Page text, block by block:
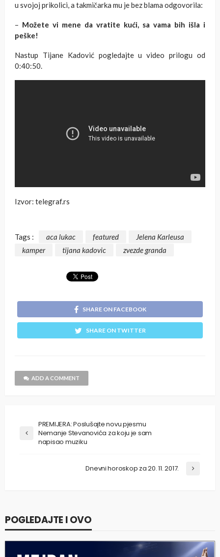
u svojoj prikolici, a takmičarka mu je bez blama odgovorila:
– Možete vi mene da vratite kući, sa vama bih išla i
peške!
Nastup Tijane Kadović pogledajte u video prilogu od
0:40:50.
Izvor: telegraf.rs
Tags : aca lukac featured
Jelena Karleusa
kamper
tijana kadovic zvezde granda
SHARE ON FACEBOOK
SHARE ON TWITTER
ADD A COMMENT
PREMIJERA: Poslušajte novu pjesmu
Nemanje Stevanovića za koju je sam
napisao muziku
Dnevni horoskop za 20. 11. 2017.
POGLEDAJTE I OVO